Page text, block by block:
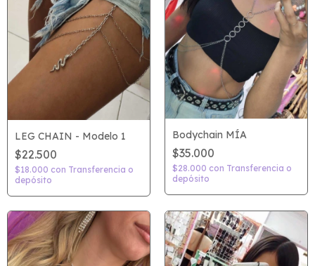
LEG CHAIN - Modelo 1
$22.500
$18.000 con Transferencia o
depósito
Bodychain MÍA
$35.000
$28.000 con Transferencia o
depósito